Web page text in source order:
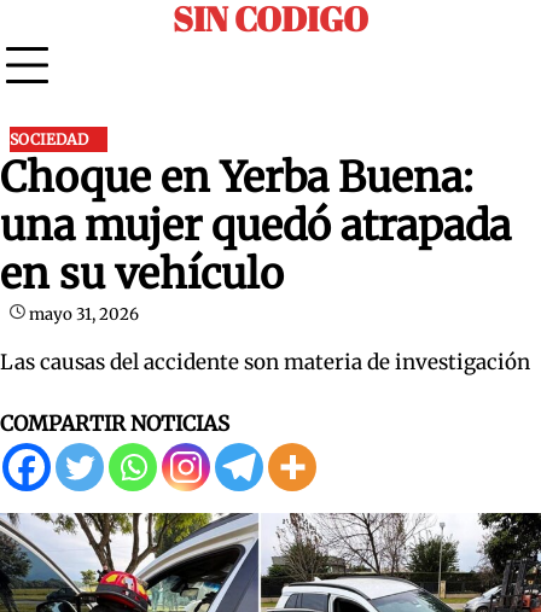
to
content
SIN CODIGO
SOCIEDAD
Choque en Yerba Buena:
una mujer quedó atrapada
en su vehículo
mayo 31, 2026
Las causas del accidente son materia de investigación
COMPARTIR NOTICIAS